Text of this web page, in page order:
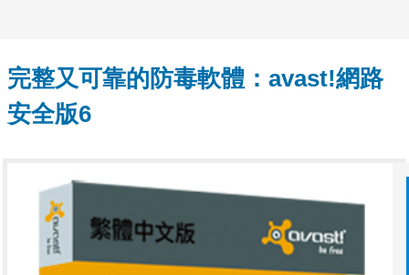
完整又可靠的防毒軟體：avast!網路
安全版6